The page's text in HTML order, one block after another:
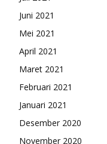
Juni 2021
Mei 2021
April 2021
Maret 2021
Februari 2021
Januari 2021
Desember 2020
November 2020